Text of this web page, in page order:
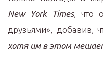
New York Times, что
друзьями», добавив,
хотя им в этом